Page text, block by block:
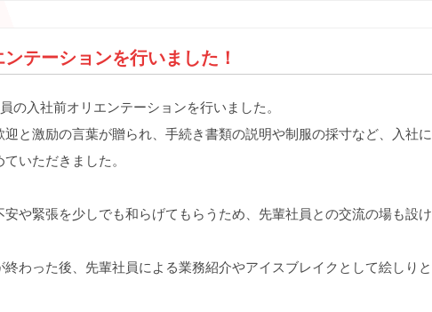
テーションを行いました！
の入社前オリエンテーションを行いました。
迎と激励の言葉が贈られ、手続き書類の説明や制服の採寸など、入社に
いただきました。
安や緊張を少しでも和らげてもらうため、先輩社員との交流の場も設け
終わった後、先輩社員による業務紹介やアイスブレイクとして絵しりと